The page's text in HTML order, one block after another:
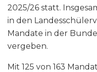
2025/26 statt.
in den
Mandate in der
vergeben.
Mit 125 von 163